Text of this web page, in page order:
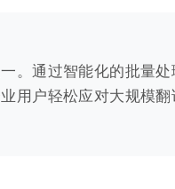
。通过智能化的批量
用户轻松应对大规模